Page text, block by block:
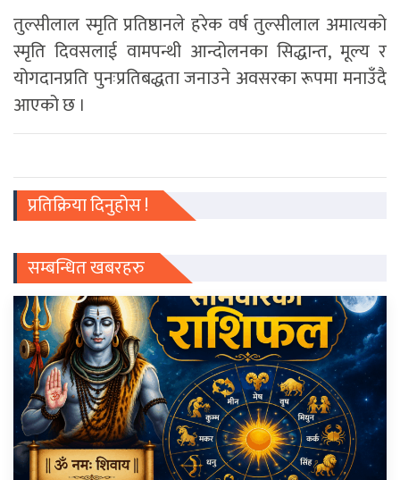
तुल्सीलाल स्मृति प्रतिष्ठानले हरेक वर्ष तुल्सीलाल अमात्यको
स्मृति दिवसलाई वामपन्थी आन्दोलनका सिद्धान्त, मूल्य र
योगदानप्रति पुनःप्रतिबद्धता जनाउने अवसरका रूपमा मनाउँदै
आएको छ ।
प्रतिक्रिया दिनुहोस !
सम्बन्धित खबरहरु